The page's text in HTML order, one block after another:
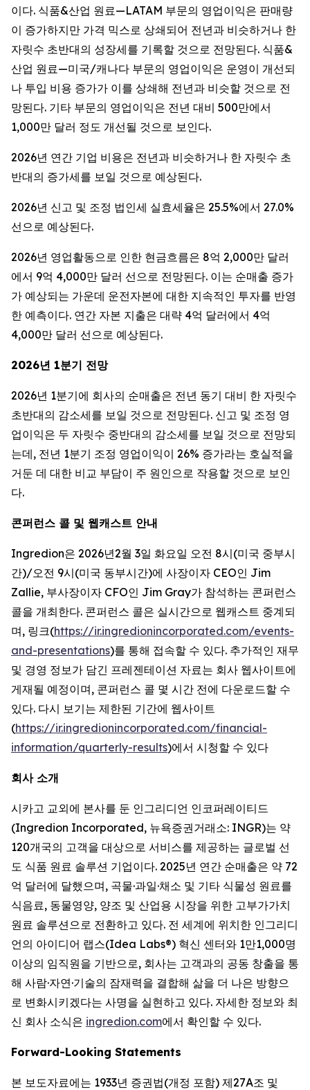
이다. 식품&산업 원료—LATAM 부문의 영업이익은 판매량
이 증가하지만 가격 믹스로 상쇄되어 전년과 비슷하거나 한
자릿수 초반대의 성장세를 기록할 것으로 전망된다. 식품&
산업 원료—미국/캐나다 부문의 영업이익은 운영이 개선되
나 투입 비용 증가가 이를 상쇄해 전년과 비슷할 것으로 전
망된다. 기타 부문의 영업이익은 전년 대비 500만에서
1,000만 달러 정도 개선될 것으로 보인다.
2026년 연간 기업 비용은 전년과 비슷하거나 한 자릿수 초
반대의 증가세를 보일 것으로 예상된다.
2026년 신고 및 조정 법인세 실효세율은 25.5%에서 27.0%
선으로 예상된다.
2026년 영업활동으로 인한 현금흐름은 8억 2,000만 달러
에서 9억 4,000만 달러 선으로 전망된다. 이는 순매출 증가
가 예상되는 가운데 운전자본에 대한 지속적인 투자를 반영
한 예측이다. 연간 자본 지출은 대략 4억 달러에서 4억
4,000만 달러 선으로 예상된다.
2026년 1분기 전망
2026년 1분기에 회사의 순매출은 전년 동기 대비 한 자릿수
초반대의 감소세를 보일 것으로 전망된다. 신고 및 조정 영
업이익은 두 자릿수 중반대의 감소세를 보일 것으로 전망되
는데, 전년 1분기 조정 영업이익이 26% 증가라는 호실적을
거둔 데 대한 비교 부담이 주 원인으로 작용할 것으로 보인
다.
콘퍼런스 콜 및 웹캐스트 안내
Ingredion은 2026년2월 3일 화요일 오전 8시(미국 중부시
간)/오전 9시(미국 동부시간)에 사장이자 CEO인 Jim
Zallie, 부사장이자 CFO인 Jim Gray가 참석하는 콘퍼런스
콜을 개최한다. 콘퍼런스 콜은 실시간으로 웹캐스트 중계되
며, 링크(https://ir.ingredionincorporated.com/events-
and-presentations)를 통해 접속할 수 있다. 추가적인 재무
및 경영 정보가 담긴 프레젠테이션 자료는 회사 웹사이트에
게재될 예정이며, 콘퍼런스 콜 몇 시간 전에 다운로드할 수
있다. 다시 보기는 제한된 기간에 웹사이트
(https://ir.ingredionincorporated.com/financial-
information/quarterly-results)에서 시청할 수 있다
회사 소개
시카고 교외에 본사를 둔 인그리디언 인코퍼레이티드
(Ingredion Incorporated, 뉴욕증권거래소: INGR)는 약
120개국의 고객을 대상으로 서비스를 제공하는 글로벌 선
도 식품 원료 솔루션 기업이다. 2025년 연간 순매출은 약 72
억 달러에 달했으며, 곡물·과일·채소 및 기타 식물성 원료를
식음료, 동물영양, 양조 및 산업용 시장을 위한 고부가가치
원료 솔루션으로 전환하고 있다. 전 세계에 위치한 인그리디
언의 아이디어 랩스(Idea Labs®) 혁신 센터와 1만1,000명
이상의 임직원을 기반으로, 회사는 고객과의 공동 창출을 통
해 사람·자연·기술의 잠재력을 결합해 삶을 더 나은 방향으
로 변화시키겠다는 사명을 실현하고 있다. 자세한 정보와 최
신 회사 소식은 ingredion.com에서 확인할 수 있다.
Forward-Looking Statements
본 보도자료에는 1933년 증권법(개정 포함) 제27A조 및